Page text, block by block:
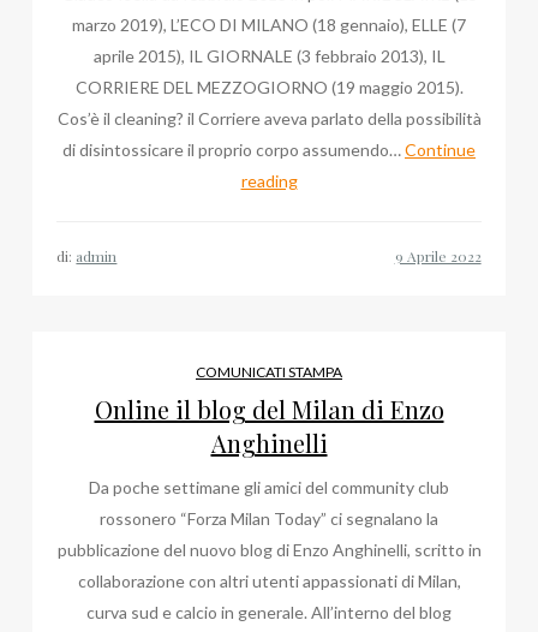
marzo 2019), L’ECO DI MILANO (18 gennaio), ELLE (7
aprile 2015), IL GIORNALE (3 febbraio 2013), IL
CORRIERE DEL MEZZOGIORNO (19 maggio 2015).
Cos’è il cleaning? il Corriere aveva parlato della possibilità
di disintossicare il proprio corpo assumendo…Continue
readingRassegna
Isella,
Android
App,
Yacht
Show
di: admin
COMUNICATI STAMPA
Online il blog del Milan di Enzo
Anghinelli
Da poche settimane gli amici del community club
rossonero “Forza Milan Today” ci segnalano la
pubblicazione del nuovo blog di Enzo Anghinelli, scritto in
collaborazione con altri utenti appassionati di Milan,
curva sud e calcio in generale. All’interno del blog